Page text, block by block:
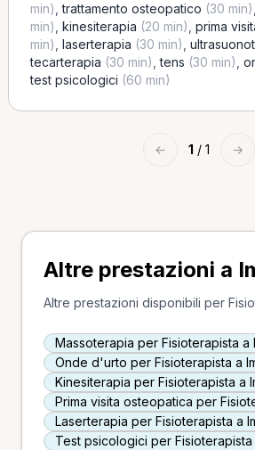
min) ,trattamento osteopatico (30 min)
min) kinesiterapia (20 min) prima
min) laserterapia (30 min)
tecarterapia (30 min) ,tens (30 min)
test psicologici (60 min)
← 1 / 1 →
Altre prestazioni a
Altre prestazioni disponibili per
Massoterapia per Fisioterapista a
Onde d'urto per Fisioterapista a
Kinesiterapia per Fisioterapista a
Prima visita osteopatica per
Laserterapia per Fisioterapista a
Test psicologici per Fisioterapista